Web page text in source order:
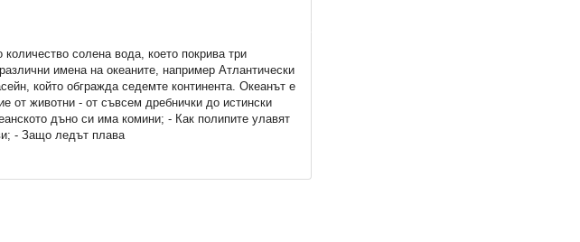
солена вода, което покрива три
имена на океаните, например Атлантически
който обгражда седемте континента. Океанът е
от животни - от съвсем дребнички до истински
дъно си има комини; - Как полипите улавят
- Защо ледът плава